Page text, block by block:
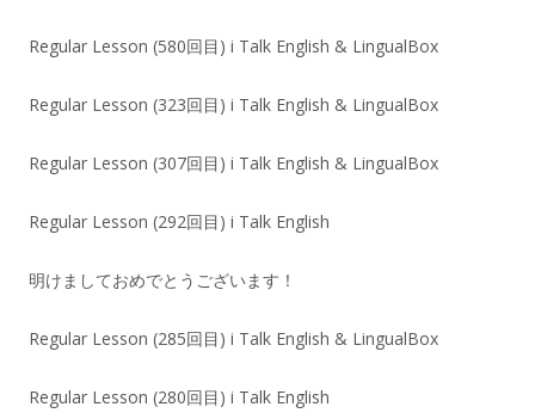
Regular Lesson (580回目) i Talk English & LingualBox
Regular Lesson (323回目) i Talk English & LingualBox
Regular Lesson (307回目) i Talk English & LingualBox
Regular Lesson (292回目) i Talk English
明けましておめでとうございます！
Regular Lesson (285回目) i Talk English & LingualBox
Regular Lesson (280回目) i Talk English